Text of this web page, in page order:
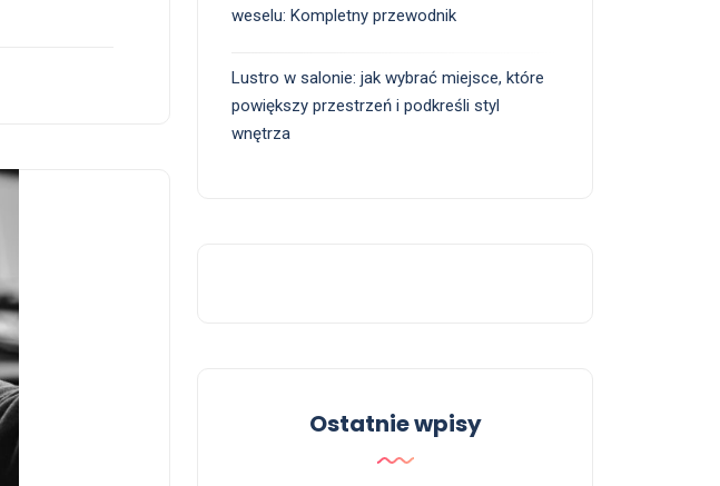
weselu: Kompletny przewodnik
Lustro w salonie: jak wybrać miejsce, które
powiększy przestrzeń i podkreśli styl
wnętrza
Ostatnie wpisy